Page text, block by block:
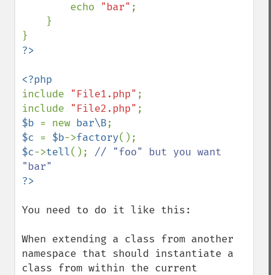
        echo
"bar" ;
include "File1.php" ;
include "File2.php"
$b = new bar\B
$c = $b->factory
$c->tell(); // "foo" but you want
You need to do it like this:
When extending a class from another
namespace that should instantiate a
class from within the current